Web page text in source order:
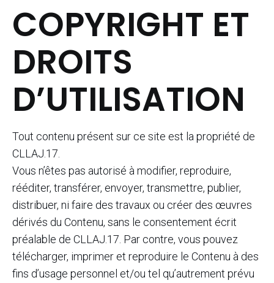
COPYRIGHT ET
DROITS
D’UTILISATION
Tout contenu présent sur ce site est la propriété de
CLLAJ.17.
Vous n’êtes pas autorisé à modifier, reproduire,
rééditer, transférer, envoyer, transmettre, publier,
distribuer, ni faire des travaux ou créer des œuvres
dérivés du Contenu, sans le consentement écrit
préalable de CLLAJ.17. Par contre, vous pouvez
télécharger, imprimer et reproduire le Contenu à des
fins d’usage personnel et/ou tel qu’autrement prévu